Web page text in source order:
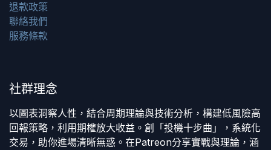
退款政策
聯絡我們
服務條款
社群理念
以圖表洞察人性，結合周期理論與技術分析，構建低風險高
回報策略，利用期權放大收益。創「投機十步曲」，系統化
交易，助你進場清晰無惑。在Patreon分享實戰與理論，涵